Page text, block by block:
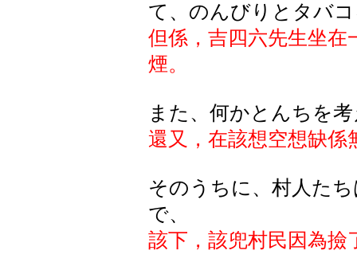
て、のんびりとタバ
但係，吉四六先生坐在
煙。
また、何かとんちを
還又，在該想空想缺係
そのうちに、村人た
で、
該下，該兜村民因為撿